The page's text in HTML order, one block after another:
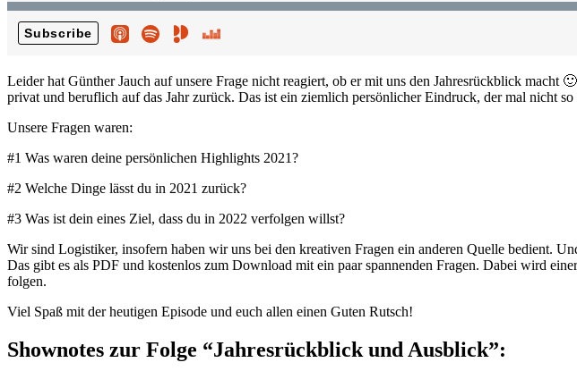
Leider hat Günther Jauch auf unsere Frage nicht reagiert, ob er mit uns den Jahresrückblick
privat und beruflich auf das Jahr zurück. Das ist ein ziemlich persönlicher Eindruck, der mal nicht
Unsere Fragen waren:
#1 Was waren deine persönlichen Highlights 2021?
#2 Welche Dinge lässt du in 2021 zurück?
#3 Was ist dein eines Ziel, dass du in 2022 verfolgen willst?
Wir sind Logistiker, insofern haben wir uns bei den kreativen Fragen ein anderen Quelle bedient.
Das gibt es als PDF und kostenlos zum Download mit ein paar spannenden Fragen. Dabei wird
folgen.
Viel Spaß mit der heutigen Episode und euch allen einen Guten Rutsch!
Shownotes zur Folge “Jahresrückblick und Ausblick”: